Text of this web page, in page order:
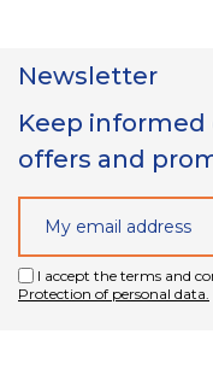
Newsletter
Keep informed
offers and
I accept the terms and
Protection of personal data.